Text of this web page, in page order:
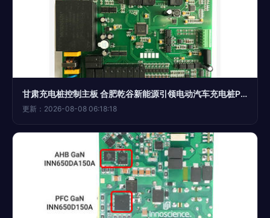
甘肃充电桩控制主板 合肥乾谷新能源引领电动汽车充电桩PCBA方案
更新：2026-08-08 06:18:18